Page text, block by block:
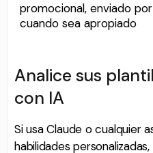
promocional, enviado
cuando sea apropiado
Analice sus
con IA
Si usa Claude o cualquier
habilidades